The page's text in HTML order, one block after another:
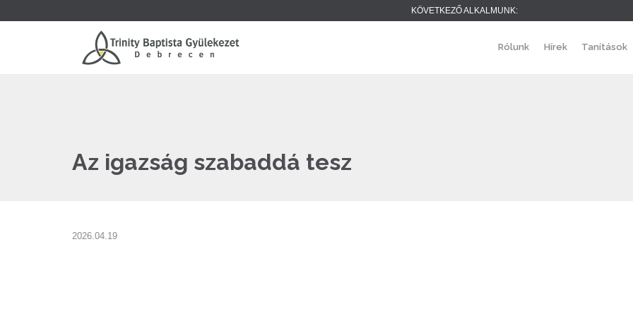
KÖVETKEZŐ ALKALMUNK:
Rólunk Hírek Tanítások
Az igazság szabaddá tesz
2026.04.19